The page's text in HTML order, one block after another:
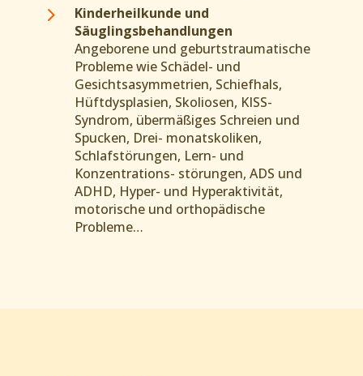
5
Kinderheilkunde und
Säuglingsbehandlungen
Angeborene und geburtstraumatische
Probleme wie Schädel- und
Gesichtsasymmetrien, Schiefhals,
Hüftdysplasien, Skoliosen, KISS-
Syndrom, übermäßiges Schreien und
Spucken, Drei- monatskoliken,
Schlafstörungen, Lern- und
Konzentrations- störungen, ADS und
ADHD, Hyper- und Hyperaktivität,
motorische und orthopädische
Probleme…